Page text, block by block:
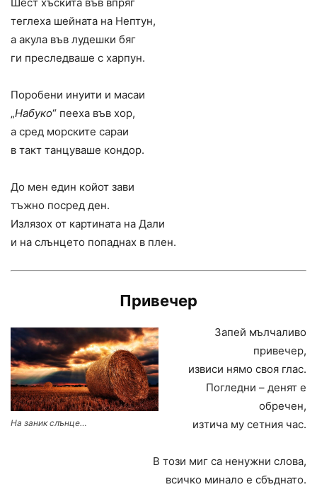
Шест хъскита във впряг
теглеха шейната на Нептун,
а акула във лудешки бяг
ги преследваше с харпун.
Поробени инуити и масаи
„Набуко“ пееха във хор,
а сред морските сараи
в такт танцуваше кондор.
До мен един койот зави
тъжно посред ден.
Излязох от картината на Дали
и на слънцето попаднах в плен.
Привечер
На заник слънце…
Запей мълчаливо
привечер,
извиси нямо своя глас.
Погледни – денят е
обречен,
изтича му сетния час.
В този миг са ненужни слова,
всичко минало е сбъднато.